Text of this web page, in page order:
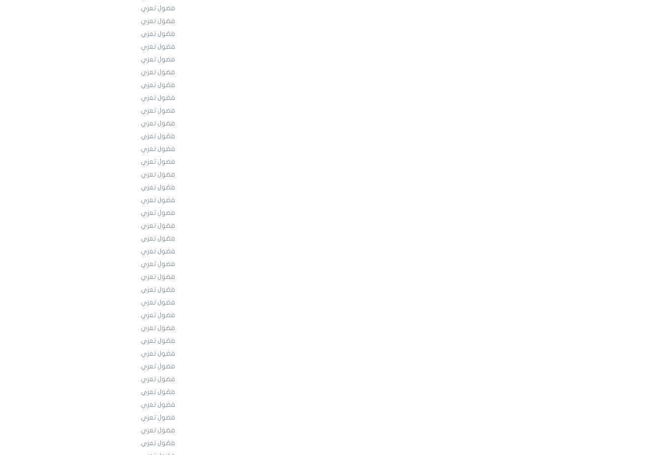
فضول تعزي
فضول تعزي
فضول تعزي
فضول تعزي
فضول تعزي
فضول تعزي
فضول تعزي
فضول تعزي
فضول تعزي
فضول تعزي
فضول تعزي
فضول تعزي
فضول تعزي
فضول تعزي
فضول تعزي
فضول تعزي
فضول تعزي
فضول تعزي
فضول تعزي
فضول تعزي
فضول تعزي
فضول تعزي
فضول تعزي
فضول تعزي
فضول تعزي
فضول تعزي
فضول تعزي
فضول تعزي
فضول تعزي
فضول تعزي
فضول تعزي
فضول تعزي
فضول تعزي
فضول تعزي
فضول تعزي